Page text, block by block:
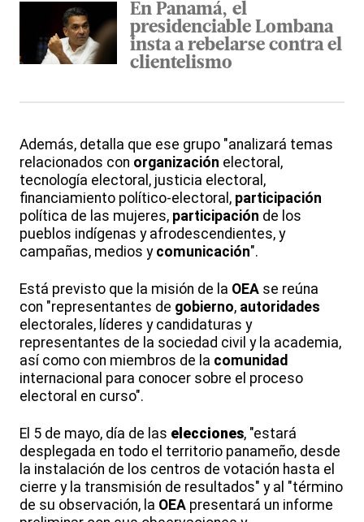
En Panamá, el
presidenciable Lombana
insta a rebelarse contra el
clientelismo
Además, detalla que ese grupo "analizará temas
relacionados con organización electoral,
tecnología electoral, justicia electoral,
financiamiento político-electoral, participación
política de las mujeres, participación de los
pueblos indígenas y afrodescendientes, y
campañas, medios y comunicación".
Está previsto que la misión de la OEA se reúna
con "representantes de gobierno, autoridades
electorales, líderes y candidaturas y
representantes de la sociedad civil y la academia,
así como con miembros de la comunidad
internacional para conocer sobre el proceso
electoral en curso".
El 5 de mayo, día de las elecciones, "estará
desplegada en todo el territorio panameño, desde
la instalación de los centros de votación hasta el
cierre y la transmisión de resultados" y al "término
de su observación, la OEA presentará un informe